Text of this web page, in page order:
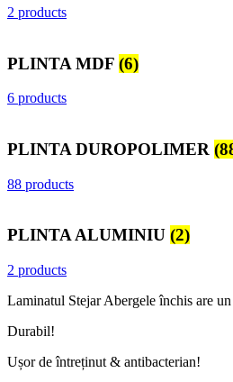
2 products
PLINTA MDF (6)
6 products
PLINTA DUROPOLIMER
88 products
PLINTA ALUMINIU (2)
2 products
Laminatul Stejar Abergele închis are
Durabil!
Ușor de întreținut & antibacterian!